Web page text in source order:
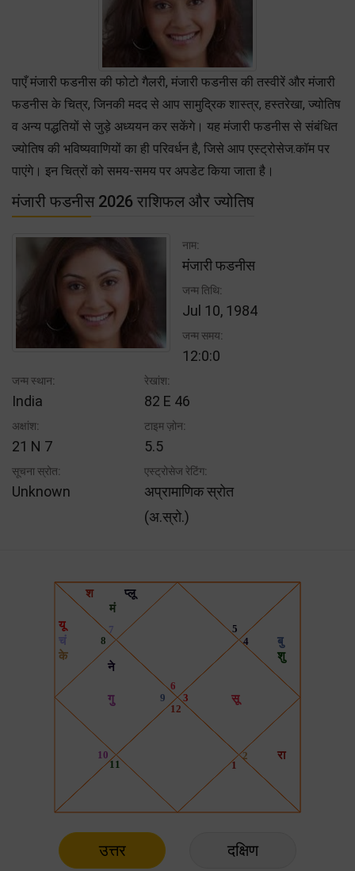
पाएँ मंजारी फडनीस की फोटो गैलरी, मंजारी फडनीस की तस्वीरें और मंजारी
फडनीस के चित्र, जिनकी मदद से आप सामुद्रिक शास्त्र, हस्तरेखा, ज्योतिष
व अन्य पद्धतियों से जुड़े अध्ययन कर सकेंगे। यह मंजारी फडनीस से संबंधित
ज्योतिष की भविष्यवाणियों का ही परिवर्धन है, जिसे आप एस्ट्रोसेज.कॉम पर
पाएंगे। इन चित्रों को समय-समय पर अपडेट किया जाता है।
मंजारी फडनीस 2026 राशिफल और ज्योतिष
नाम:
मंजारी फडनीस
जन्म तिथि:
Jul 10, 1984
जन्म समय:
12:0:0
जन्म स्थान:
India
रेखांश:
82 E 46
अक्षांश:
21 N 7
टाइम ज़ोन:
5.5
सूचना स्रोत:
Unknown
एस्ट्रोसेज रेटिंग:
अप्रामाणिक स्रोत
(अ.स्रो.)
उत्तर दक्षिण